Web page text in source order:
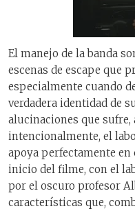
El manejo de la banda
escenas de escape que
especialmente cuando
verdadera identidad de
alucinaciones que
intencionalmente, el
apoya perfectamente
inicio del filme, con el
por el oscuro profesor
características que,